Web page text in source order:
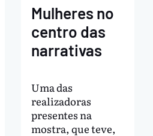
Mulheres no
centro das
narrativas
Uma das
realizadoras
presentes na
mostra, que teve,